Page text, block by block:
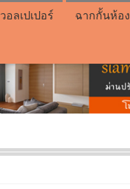
วอลเปเปอร์ ฉากกั้นห้อง